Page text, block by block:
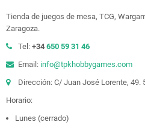
Tienda de juegos de mesa, TCG,
Zaragoza.
Tel: +34 650 59 31 46
Email: info@tpkhobbygames.com
Dirección: C/ Juan José Lorente, 49.
Horario:
Lunes (cerrado)